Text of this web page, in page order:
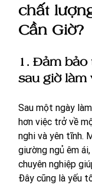
chất
Cần Giờ?
1. Đảm
sau giờ làm
Sau một ngày
hơn việc trở về
nghi và yên tĩnh.
giường ngủ êm
chuyên nghiệp
Đây cũng là yếu